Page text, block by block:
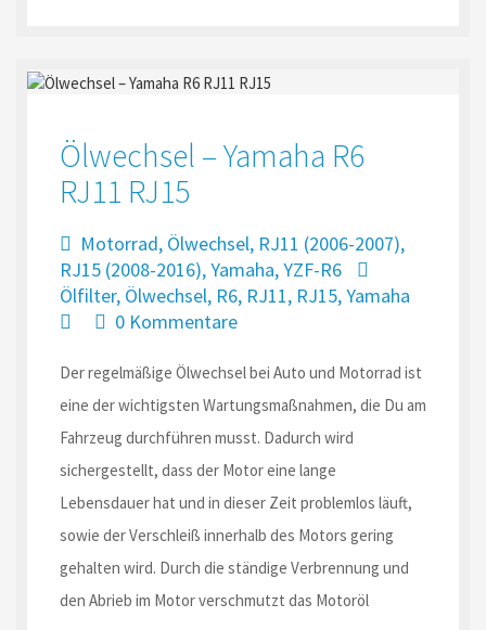
Ölwechsel – Yamaha R6
RJ11 RJ15
Motorrad, Ölwechsel, RJ11 (2006-2007),
RJ15 (2008-2016),Yamaha,YZF-R6
Ölfilter, Ölwechsel, R6, RJ11, RJ15,Yamaha
0 Kommentare
Der regelmäßige Ölwechsel bei Auto und Motorrad ist
eine der wichtigsten Wartungsmaßnahmen, die Du am
Fahrzeug durchführen musst. Dadurch wird
sichergestellt, dass der Motor eine lange
Lebensdauer hat und in dieser Zeit problemlos läuft,
sowie der Verschleiß innerhalb des Motors gering
gehalten wird. Durch die ständige Verbrennung und
den Abrieb im Motor verschmutzt das Motoröl